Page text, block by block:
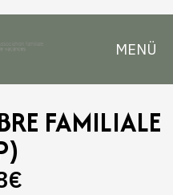
MENÜ
FAMILIALE